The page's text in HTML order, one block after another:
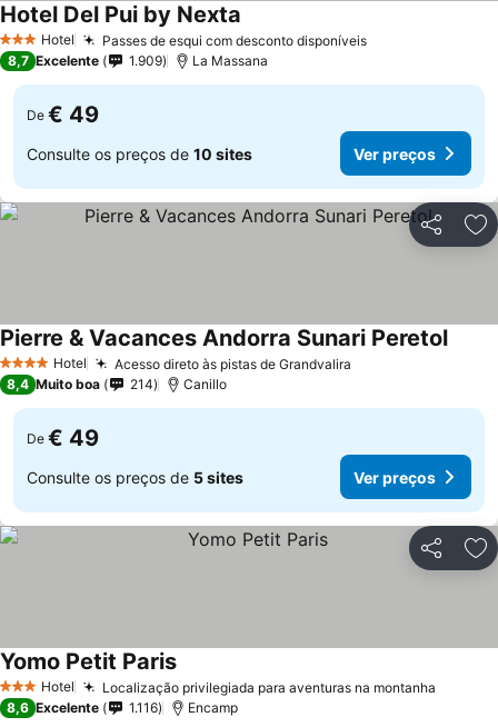
3 EstrelasHotel Passes de esqui com desconto disponíveisVer preços
Hotel Del Pui by Nexta
8,7 Excelente 1.909 La Massana
De € 49
Consulte os preços de 10 sites Ver preços
Partilhar
4 EstrelasHotel Acesso direto às pistas de Grandvalira
Pierre & Vacances Andorra Sunari PeretolVer
8,4 Muito boa 214 Canillo
De € 49
Consulte os preços de 5 sites Ver preços
Partilhar
3 EstrelasHotel Localização privilegiada para aventuras na montanha
Yomo Petit ParisVer preços
8,6 Excelente 1.116 Encamp